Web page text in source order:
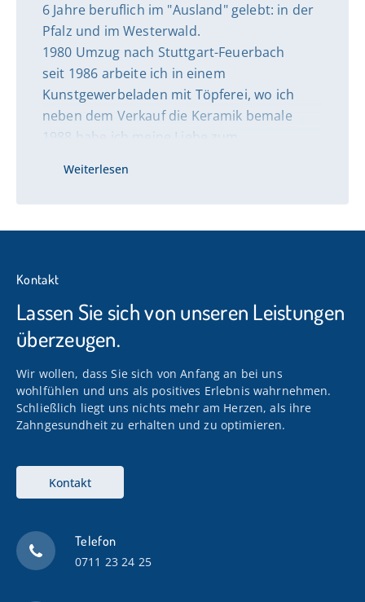
6 Jahre beruflich im "Ausland" gelebt: in der
Pfalz und im Westerwald.
1980 Umzug nach Stuttgart-Feuerbach
seit 1986 arbeite ich in einem
Kunstgewerbeladen mit Töpferei, wo ich
neben dem Verkauf die Keramik bemale
1988 habe ich meine Liebe zum
in Gerlingen belegt und mit dieser Gruppe
Malreisen in die Toskana unternommen.
bemalte und regelmäßig an
Kunsthandwerker-Märkten teilnahm
Teilnahme am Kunstmarkt in Hörnstein`s
Höfle Kontakte zum Höfinger
Künstlerstammtisch bekommen. Diese
Gruppe hat mich künstlerisch neu inspiriert.
So habe ich mich beispielsweise an
gewagt, experimentiere mit Pastellkreide
und Acryl-Farben. Durch den
wertvolle Freundschaften entwickelt mit
regelmäßigen Maltreffs.
Weiterlesen
Kontakt
Lassen Sie sich von unseren Leistungen
überzeugen.
Wir wollen, dass Sie sich von Anfang an bei uns
wohlfühlen und uns als positives Erlebnis wahrnehmen.
Schließlich liegt uns nichts mehr am Herzen, als ihre
Zahngesundheit zu erhalten und zu optimieren.
Kontakt
Telefon
0711 23 24 25